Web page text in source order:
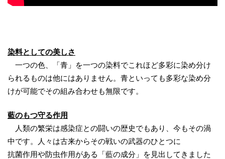
染料としての美しさ
一つの色、「青」を一つの染料でこれほど多彩に染め分け
られるものは他にはありません。青といっても多彩な染め分
けが可能でその組み合わせも無限です。
藍のもつ守る作用
人類の繁栄は感染症との闘いの歴史でもあり、今もその渦
中です。人々は古来からその戦いの武器のひとつに
抗菌作用や防虫作用がある「藍の成分」を見出してきました